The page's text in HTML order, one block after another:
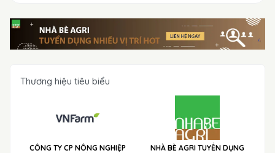
Thương hiệu tiêu biểu
CÔNG TY CP NÔNG NGHIỆP
NHÀ BÈ AGRI TUYỂN DỤNG